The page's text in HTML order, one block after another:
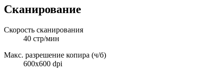
Сканирование
Скорость сканирования
40 стр/мин
Макс. разрешение копира (ч/б)
600x600 dpi